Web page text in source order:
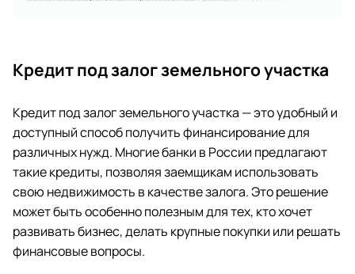
Кредит под залог земельного участка
Кредит под залог земельного участка — это удобный и
доступный способ получить финансирование для
различных нужд. Многие банки в России предлагают
такие кредиты, позволяя заемщикам использовать
свою недвижимость в качестве залога. Это решение
может быть особенно полезным для тех, кто хочет
развивать бизнес, делать крупные покупки или решать
финансовые вопросы.